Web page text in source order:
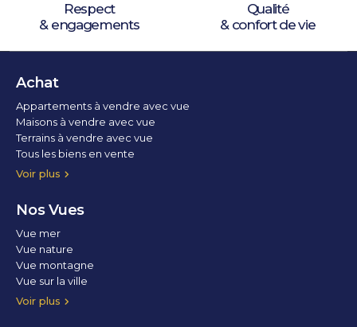
Respect
& engagements
Qualité
& confort de vie
Achat
Voir plus
Appartements à vendre avec vue
Maisons à vendre avec vue
Terrains à vendre avec vue
Tous les biens en vente
Nos Vues
Voir plus
Vue mer
Vue nature
Vue montagne
Vue sur la ville
Vue parc
Vue fleuve
Vue lac
Vue marina / port